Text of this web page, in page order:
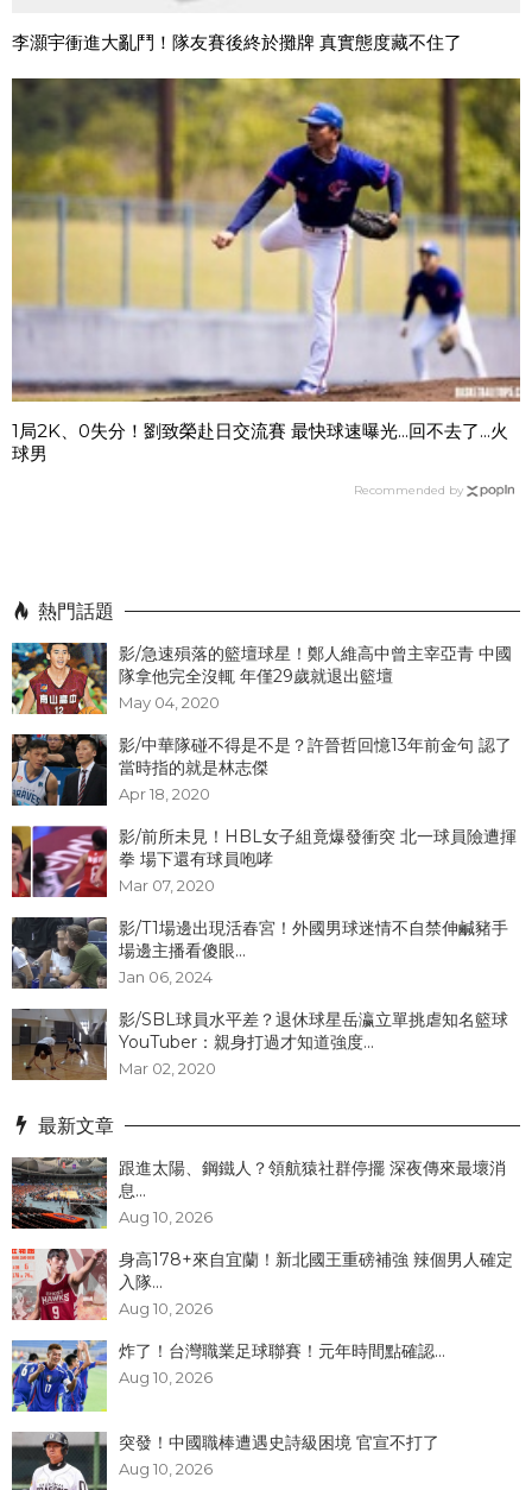
李灝宇衝進大亂鬥！隊友賽後終於攤牌 真實態度藏不住了
1局2K、0失分！劉致榮赴日交流賽 最快球速曝光...回不去了...火
球男
Recommended by
熱門話題
影/急速殞落的籃壇球星！鄭人維高中曾主宰亞青 中國
隊拿他完全沒輒 年僅29歲就退出籃壇
May 04, 2020
影/中華隊碰不得是不是？許晉哲回憶13年前金句 認了
當時指的就是林志傑
Apr 18, 2020
影/前所未見！HBL女子組竟爆發衝突 北一球員險遭揮
拳 場下還有球員咆哮
Mar 07, 2020
影/T1場邊出現活春宮！外國男球迷情不自禁伸鹹豬手
場邊主播看傻眼...
Jan 06, 2024
影/SBL球員水平差？退休球星岳瀛立單挑虐知名籃球
YouTuber：親身打過才知道強度...
Mar 02, 2020
最新文章
跟進太陽、鋼鐵人？領航猿社群停擺 深夜傳來最壞消
息...
Aug 10, 2026
身高178+來自宜蘭！新北國王重磅補強 辣個男人確定
入隊...
Aug 10, 2026
炸了！台灣職業足球聯賽！元年時間點確認...
Aug 10, 2026
突發！中國職棒遭遇史詩級困境 官宣不打了
Aug 10, 2026